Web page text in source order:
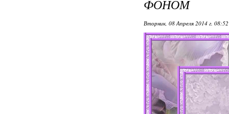
ФОНОМ
Вторник, 08 Апреля 2014 г.